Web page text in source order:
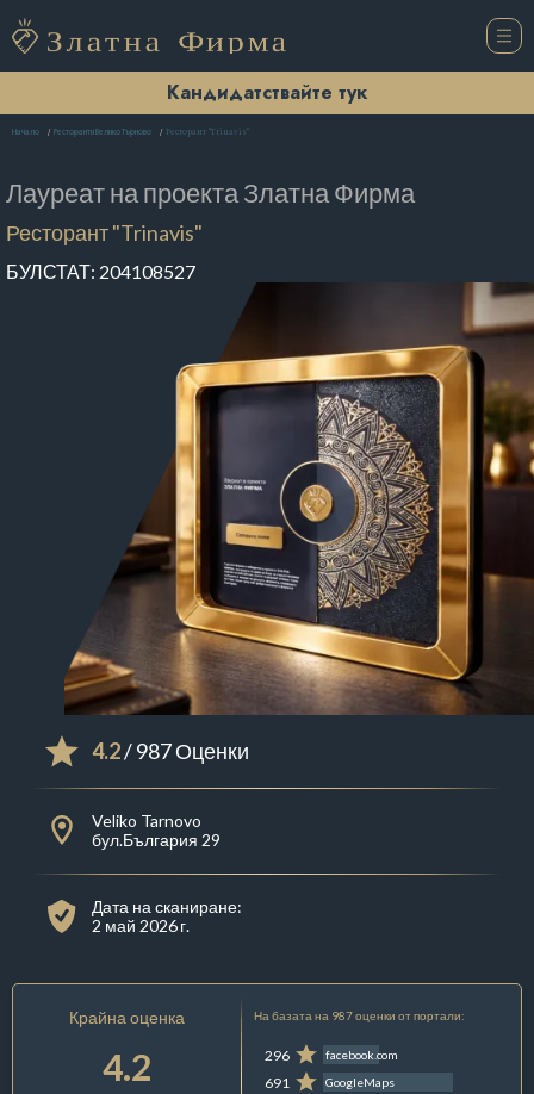
Кандидатствайте тук
Начало Ресторанти Велико Търново Ресторант "Trinavis"
Лауреат на проектаЗлатна Фирма
Ресторант "Trinavis"
БУЛСТАТ: 204108527
4.2/ 987 Оценки
Veliko Tarnovo
бул.България 29
Дата на сканиране:
2 май 2026 г.
Крайна оценка
4.2
На базата на 987 оценки от портали:
296 facebook.com
691 GoogleMaps